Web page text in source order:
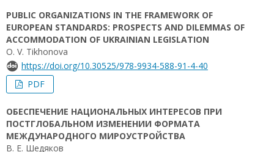
PUBLIC ORGANIZATIONS IN THE FRAMEWORK OF
EUROPEAN STANDARDS: PROSPECTS AND DILEMMAS OF
ACCOMMODATION OF UKRAINIAN LEGISLATION
O. V. Tikhonova
https://doi.org/10.30525/978-9934-588-91-4-40
PDF
ОБЕСПЕЧЕНИЕ НАЦИОНАЛЬНЫХ ИНТЕРЕСОВ ПРИ
ПОСТГЛОБАЛЬНОМ ИЗМЕНЕНИИ ФОРМАТА
МЕЖДУНАРОДНОГО МИРОУСТРОЙСТВА
В. Е. Шедяков